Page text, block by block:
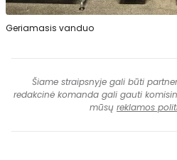
Geriamasis vanduo
Šiame straipsnyje gali būti
redakcinė komanda gali gauti
mūsų reklamos